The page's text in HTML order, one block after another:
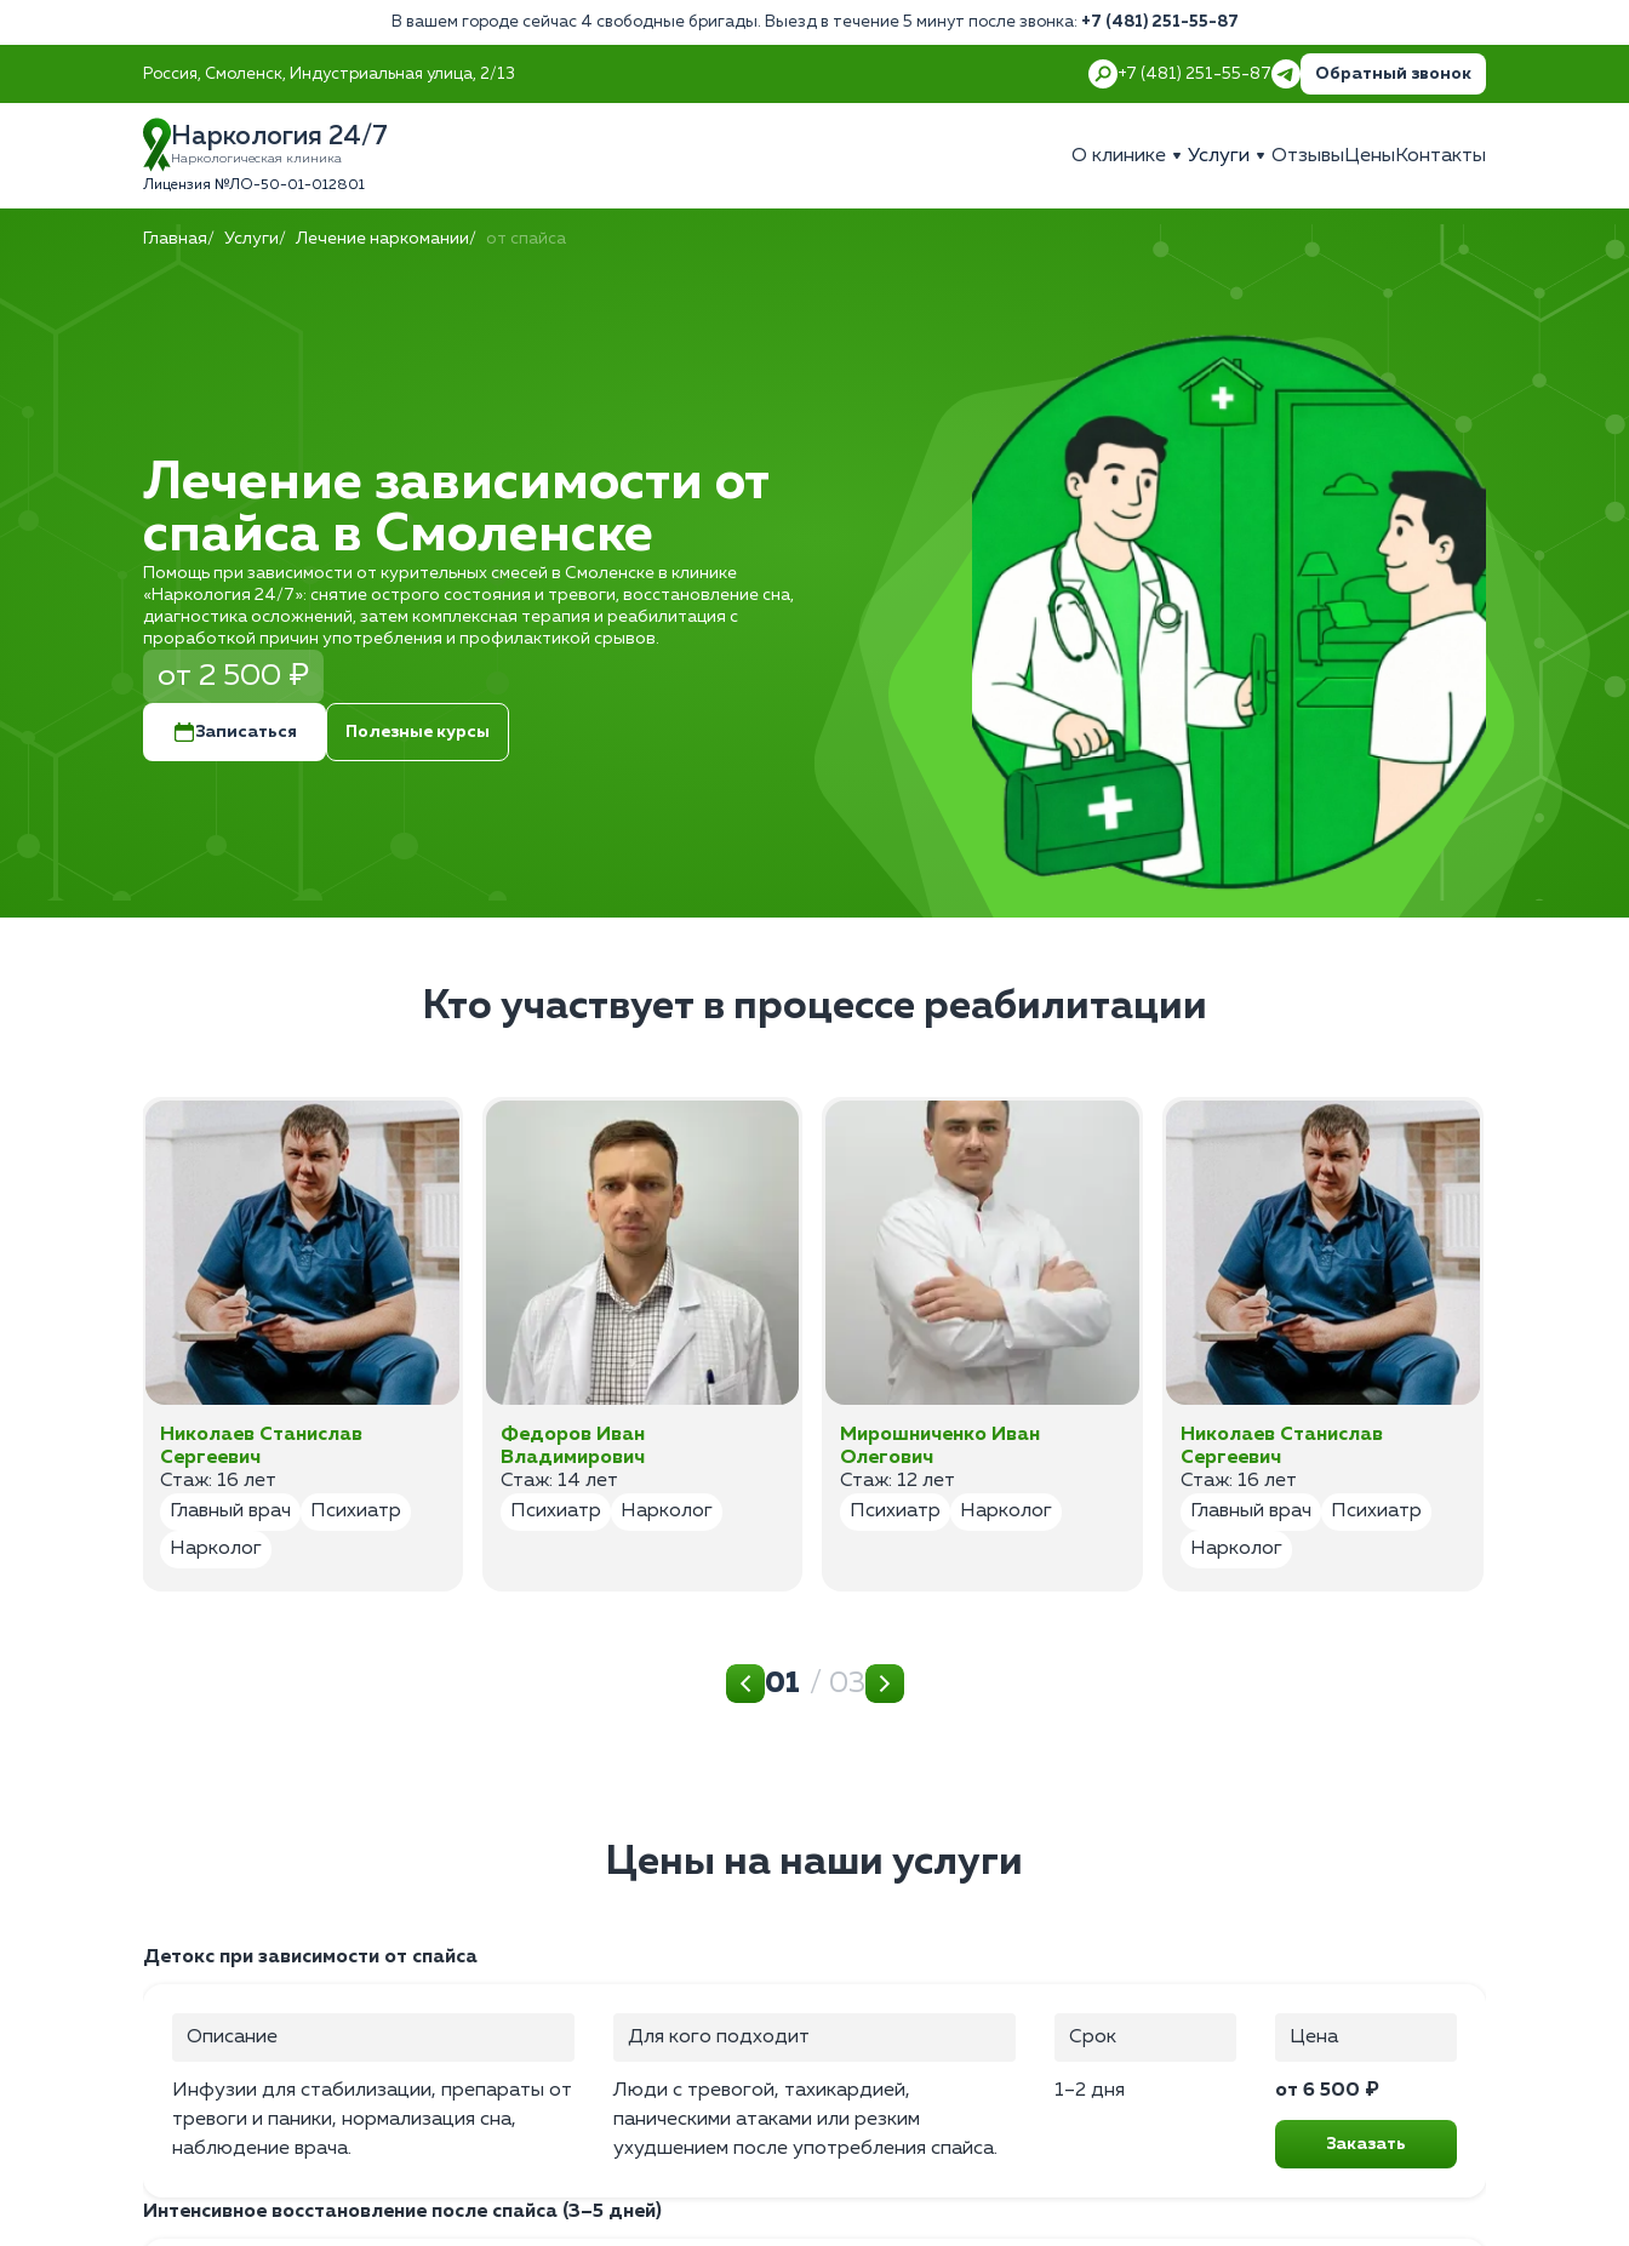
В вашем городе сейчас 4 свободные бригады. Выезд в течение 5 минут после звонка: +7 (481) 251-55-87
Россия, Смоленск, Индустриальная улица, 2/13 +7 (481) 251-55-87 Обратный звонок
Наркология 24/7
Наркологическая клиника
Лицензия №ЛО-50-01-012801
О клинике Услуги Отзывы Цены Контакты
Главная Услуги Лечение наркомании от спайса
Лечение зависимости от
спайса в Смоленске
Помощь при зависимости от курительных смесей в Смоленске в клинике
«Наркология 24/7»: снятие острого состояния и тревоги, восстановление сна,
диагностика осложнений, затем комплексная терапия и реабилитация с
проработкой причин употребления и профилактикой срывов.
от 2 500 ₽
Записаться Полезные курсы
Кто участвует в процессе реабилитации
Николаев Станислав
Сергеевич
Стаж: 16 лет
Главный врач
Психиатр
Нарколог
Федоров Иван
Владимирович
Стаж: 14 лет
Психиатр
Нарколог
Мирошниченко Иван
Олегович
Стаж: 12 лет
Психиатр
Нарколог
Николаев Станислав
Сергеевич
Стаж: 16 лет
Главный врач
Психиатр
Нарколог
01 / 03
Цены на наши услуги
Детокс при зависимости от спайса
Описание
Инфузии для стабилизации, препараты от
тревоги и паники, нормализация сна,
наблюдение врача.
Для кого подходит
Люди с тревогой, тахикардией,
паническими атаками или резким
ухудшением после употребления спайса.
Срок
1–2 дня
Цена
от 6 500 ₽
Заказать
Интенсивное восстановление после спайса (3–5 дней)